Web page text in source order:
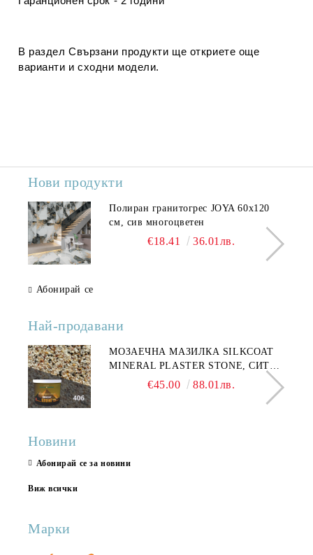
В разделСвързани продукти ще откриете още
варианти и сходни модели.
Нови продукти
Полиран гранитогрес JOYA 60x120
см, сив многоцветен
€18.41 36.01лв.
Абонирай се
Най-продавани
МОЗАЕЧНА МАЗИЛКА SILKCOAT
MINERAL PLASTER STONE, СИТЕН
КАМЪК 406 25КГ
€45.00 88.01лв.
Новини
Абонирай се за новини
Виж всички
Марки